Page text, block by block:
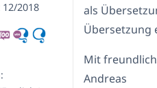
2018
als
Übersetzung
Mit
Andreas